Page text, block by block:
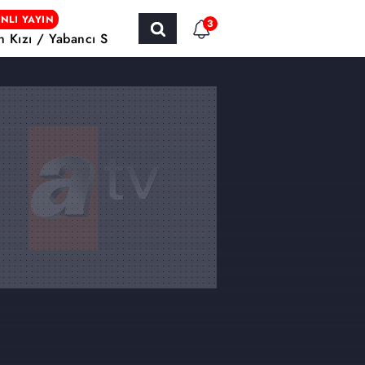
YAYIN
Kızı / Yabancı Sinema
3